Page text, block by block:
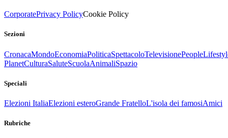
CorporatePrivacy PolicyCookie Policy
Sezioni
CronacaMondoEconomiaPoliticaSpettacoloTelevisionePeople
PlanetCulturaSaluteScuolaAnimaliSpazio
Speciali
Elezioni ItaliaElezioni esteroGrande FratelloL'isola dei famosiAmici
Rubriche